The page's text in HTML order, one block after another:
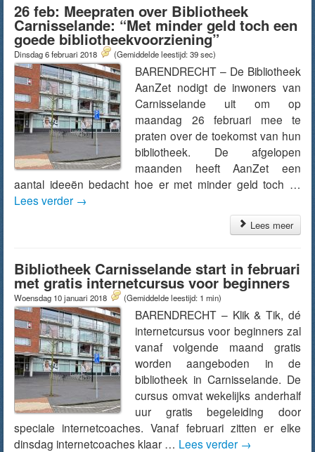
26 feb: Meepraten over Bibliotheek
Carnisselande: “Met minder geld toch een
goede bibliotheekvoorziening”
Dinsdag 6 februari 2018 (Gemiddelde leestijd: 39 sec)
BARENDRECHT – De Bibliotheek
AanZet nodigt de inwoners van
Carnisselande uit om op
maandag 26 februari mee te
praten over de toekomst van hun
bibliotheek. De afgelopen
maanden heeft AanZet een
aantal ideeën bedacht hoe er met minder geld toch …
Lees verder →
Lees meer
Bibliotheek Carnisselande start in februari
met gratis internetcursus voor beginners
Woensdag 10 januari 2018 (Gemiddelde leestijd: 1 min)
BARENDRECHT – Klik & Tik, dé
internetcursus voor beginners zal
vanaf volgende maand gratis
worden aangeboden in de
bibliotheek in Carnisselande. De
cursus omvat wekelijks anderhalf
uur gratis begeleiding door
speciale internetcoaches. Vanaf februari zitten er elke
dinsdag internetcoaches klaar … Lees verder →